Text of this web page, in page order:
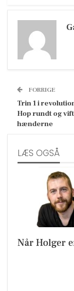
FORRIGE
Trin 1 i
Hop rundt og
hænderne
LÆS OGSÅ
Når Holger